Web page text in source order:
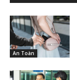
An Toàn